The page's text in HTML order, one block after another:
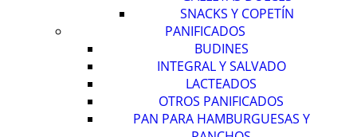
SNACKS Y COPETÍN
PANIFICADOS
BUDINES
INTEGRAL Y SALVADO
LACTEADOS
OTROS PANIFICADOS
PAN PARA HAMBURGUESAS Y